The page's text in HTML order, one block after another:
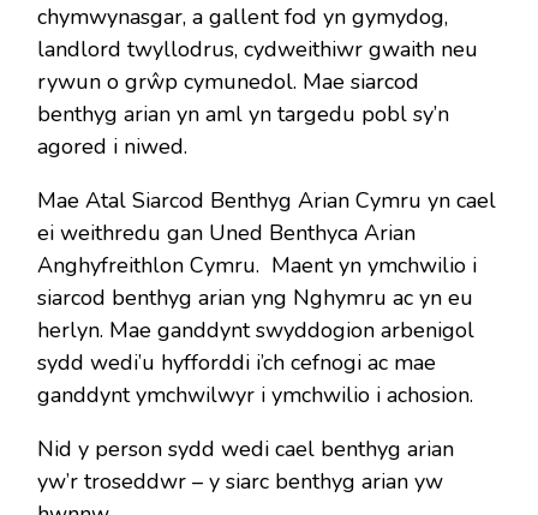
chymwynasgar, a gallent fod yn gymydog,
landlord twyllodrus, cydweithiwr gwaith neu
rywun o grŵp cymunedol. Mae siarcod
benthyg arian yn aml yn targedu pobl sy’n
agored i niwed.
Mae Atal Siarcod Benthyg Arian Cymru yn cael
ei weithredu gan Uned Benthyca Arian
Anghyfreithlon Cymru. Maent yn ymchwilio i
siarcod benthyg arian yng Nghymru ac yn eu
herlyn. Mae ganddynt swyddogion arbenigol
sydd wedi’u hyfforddi i’ch cefnogi ac mae
ganddynt ymchwilwyr i ymchwilio i achosion.
Nid y person sydd wedi cael benthyg arian
yw’r troseddwr – y siarc benthyg arian yw